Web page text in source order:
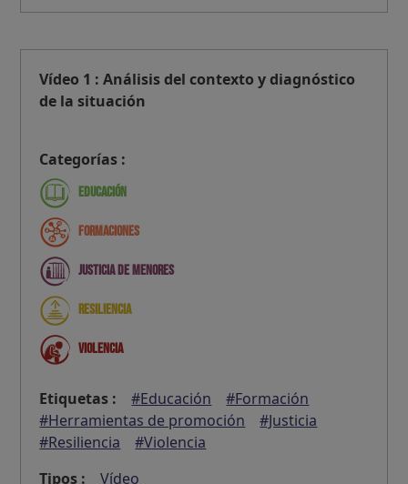
Vídeo 1 : Análisis del contexto y diagnóstico
de la situación
Categorías :
Educación
Formaciones
Justicia de menores
Resiliencia
Violencia
Etiquetas : #Educación
#Formación
#Herramientas de promoción
#Justicia
#Resiliencia
#Violencia
Tipos :
Vídeo